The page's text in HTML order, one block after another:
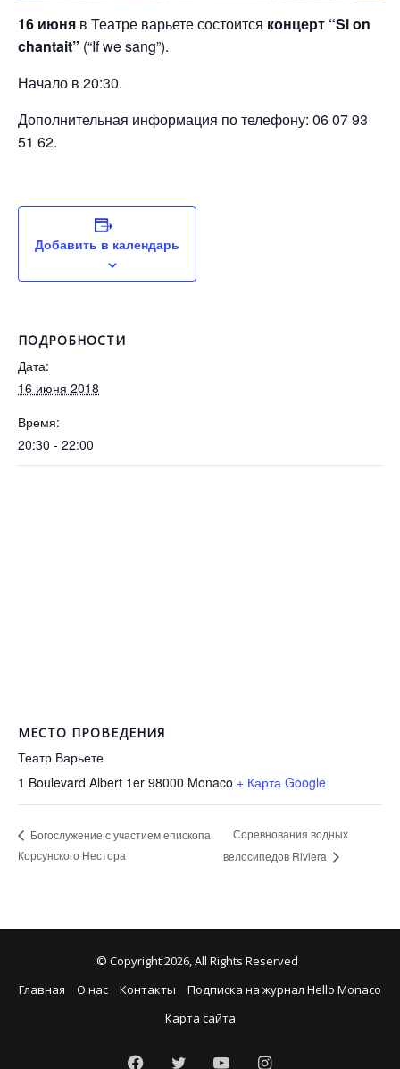
16 июня в Театре варьете состоится концерт “Si on
chantait” (“If we sang”).
Начало в 20:30.
Дополнительная информация по телефону: 06 07 93
51 62.
Добавить в календарь
ПОДРОБНОСТИ
Дата:
16 июня 2018
Время:
20:30 - 22:00
МЕСТО ПРОВЕДЕНИЯ
Театр Варьете
1 Boulevard Albert 1er 98000 Monaco + Карта Google
Богослужение с участием епископа
Корсунского Нестора
Соревнования водных
велосипедов Riviera
© Copyright 2026, All Rights Reserved
Главная
О нас Контакты
Подписка на журнал Hello Monaco
Карта сайта
Facebook
TwitterYouTubeInstagram